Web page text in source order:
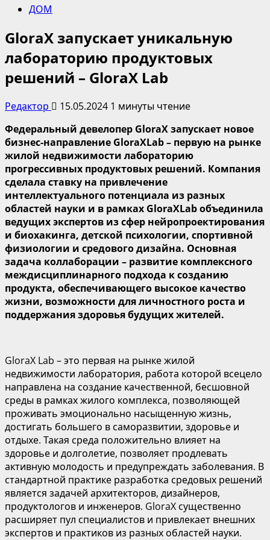
ДОМ
GloraX запускает уникальную
лабораторию продуктовых
решений – GloraX Lab
Редактор 15.05.2024 1 минуты чтение
Федеральный девелопер GloraXзапускает новое
бизнес-направление GloraXLab– первую на рынке
жилой недвижимости лабораторию
прогрессивных продуктовых решений. Компания
сделала ставку на привлечение
интеллектуального потенциала из разных
областей науки и в рамках GloraXLabобъединила
ведущих экспертов из сфер нейропроектирования
и биохакинга, детской психологии, спортивной
физиологии и средового дизайна. Основная
задача коллаборации – развитие комплексного
междисциплинарного подхода к созданию
продукта, обеспечивающего высокое качество
жизни, возможности для личностного роста и
поддержания здоровья будущих жителей.
GloraX Lab – это первая на рынке жилой
недвижимости лаборатория, работа которой всецело
направлена на создание качественной, бесшовной
среды в рамках жилого комплекса, позволяющей
проживать эмоционально насыщенную жизнь,
достигать большего в саморазвитии, здоровье и
отдыхе. Такая среда положительно влияет на
здоровье и долголетие, позволяет продлевать
активную молодость и предупреждать заболевания. В
стандартной практике разработка средовых решений
является задачей архитекторов, дизайнеров,
продуктологов и инженеров. GloraX существенно
расширяет пул специалистов и привлекает внешних
экспертов и практиков из разных областей науки.